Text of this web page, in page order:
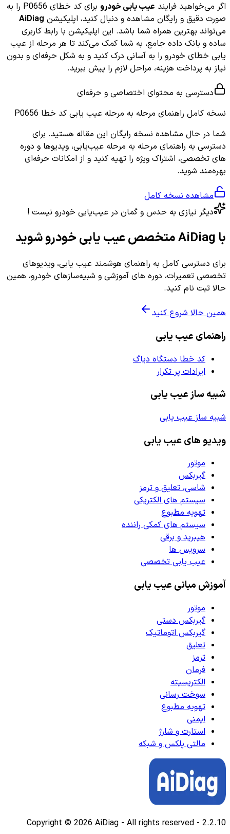
اگر می‌خواهید فرایند عیب یابی خودرو
برای کد خطای P0656 را به
صورت دقیق و رایگان مشاهده و دنبال کنید، اپلیکیشن AiDiag
می‌تواند بهترین همراه شما باشد. این اپلیکیشن با رابط کاربری
ساده و بانک داده جامع، به شما کمک می‌کند تا هر مرحله از عیب
یابی خطای خودرو را به آسانی درک کنید و به شکل حرفه‌ای و بدون
نیاز به پرداخت هزینه، مراحل لازم را پیش ببرید.
دسترسی به محتوای اختصاصی و حرفه‌ای
نسخه کامل راهنمای مرحله به مرحله عیب یابی کد خطا P0656
شما در حال مشاهده نسخه رایگان این مقاله هستید. برای
دسترسی به راهنمای مرحله به مرحله عیب‌یابی، ویدیوها و دوره
های تخصصی، اشتراک ویژه را تهیه کنید و از امکانات حرفه‌ای
بهره‌مند شوید.
مشاهده نسخه کامل
دیگر نیازی به حدس و گمان در عیب‌یابی خودرو نیست !
با AiDiag متخصص عیب یابی خودرو شوید
برای دسترسی کامل به راهنمای هوشمند عیب یابی، ویدیوهای
تخصصی تعمیرات، دوره های آموزشی و شبیه‌سازهای خودرو، همین
حالا ثبت نام کنید.
همین حالا شروع کنید
راهنمای عیب یابی
کد خطا دستگاه دیاگ
ایرادات پر تکرار
شبیه ساز عیب یابی
شبیه ساز عیب یابی
ویدیو های عیب یابی
موتور
گیربکس
شاسی، تعلیق و ترمز
سیستم های الکتریکی
تهویه مطبوع
سیستم های کمکی راننده
هیبرید و برقی
سرویس ها
عیب یابی تخصصی
آموزش مبانی عیب یابی
موتور
گیربکس دستی
گیربکس اتوماتیک
تعلیق
ترمز
فرمان
الکتریسیته
سوخت رسانی
تهویه مطبوع
ایمنی
استارت و شارژ
مالتی پلکس و شبکه
Copyright © 2026 AiDiag - All rights reserved - 2.2.10